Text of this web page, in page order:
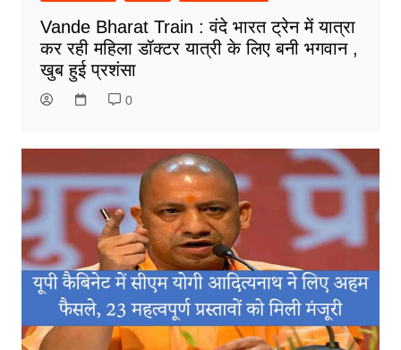
Vande Bharat Train : वंदे भारत ट्रेन में यात्रा
कर रही महिला डॉक्टर यात्री के लिए बनी भगवान ,
खुब हुई प्रशंसा
0